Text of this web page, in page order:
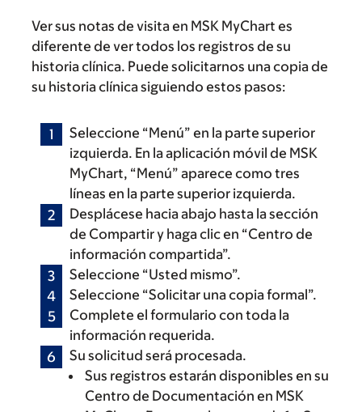
Ver sus notas de visita en MSK MyChart es
diferente de ver todos los registros de su
historia clínica. Puede solicitarnos una copia de
su historia clínica siguiendo estos pasos:
Seleccione “Menú” en la parte superior
izquierda. En la aplicación móvil de MSK
MyChart, “Menú” aparece como tres
líneas en la parte superior izquierda.
Desplácese hacia abajo hasta la sección
de Compartir y haga clic en “Centro de
información compartida”.
Seleccione “Usted mismo”.
Seleccione “Solicitar una copia formal”.
Complete el formulario con toda la
información requerida.
Su solicitud será procesada.
Sus registros estarán disponibles en su
Centro de Documentación en MSK